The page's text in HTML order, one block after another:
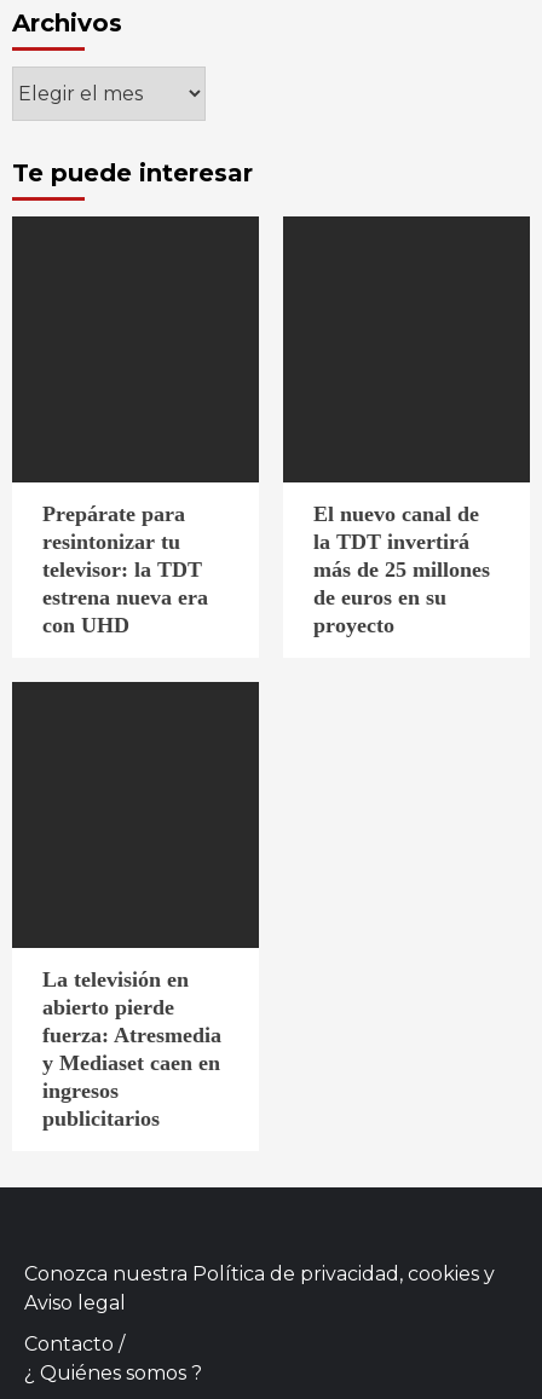
Archivos
Archivos
Te puede interesar
Prepárate para
resintonizar tu
televisor: la TDT
estrena nueva era
con UHD
El nuevo canal de
la TDT invertirá
más de 25 millones
de euros en su
proyecto
La televisión en
abierto pierde
fuerza: Atresmedia
y Mediaset caen en
ingresos
publicitarios
Conozca nuestra Política de privacidad, cookies y
Aviso legal
Contacto /
¿ Quiénes somos ?